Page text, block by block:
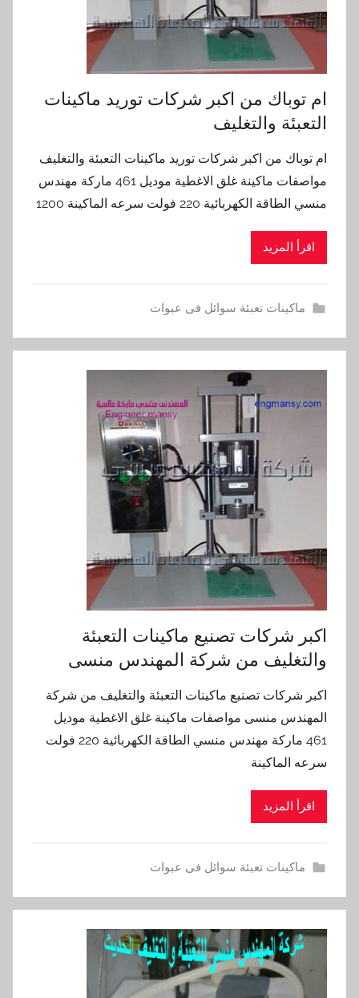
ام توباك من اكبر شركات توريد ماكينات
التعبئة والتغليف
ام توباك من اكبر شركات توريد ماكينات التعبئة والتغليف
مواصفات ماكينة غلق الاغطية موديل 461 ماركة مهندس
منسي الطاقة الكهربائية 220 فولت سرعه الماكينة 1200
اقرأ المزيد
ماكينات تعبئة سوائل فى عبوات
اكبر شركات تصنيع ماكينات التعبئة
والتغليف من شركة المهندس منسى
اكبر شركات تصنيع ماكينات التعبئة والتغليف من شركة
المهندس منسى مواصفات ماكينة غلق الاغطية موديل
461 ماركة مهندس منسي الطاقة الكهربائية 220 فولت
سرعه الماكينة
اقرأ المزيد
ماكينات تعبئة سوائل فى عبوات